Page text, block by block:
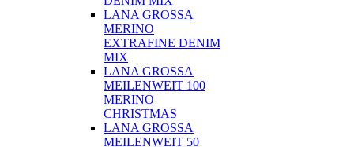
LANA GROSSA
MERINO
EXTRAFINE DENIM
MIX
LANA GROSSA
MEILENWEIT 100
MERINO
CHRISTMAS
LANA GROSSA
MEILENWEIT 50